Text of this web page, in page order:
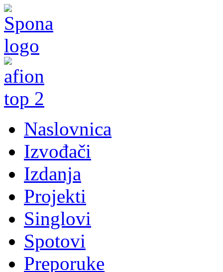
Naslovnica
Izvođači
Izdanja
Projekti
Singlovi
Spotovi
Preporuke